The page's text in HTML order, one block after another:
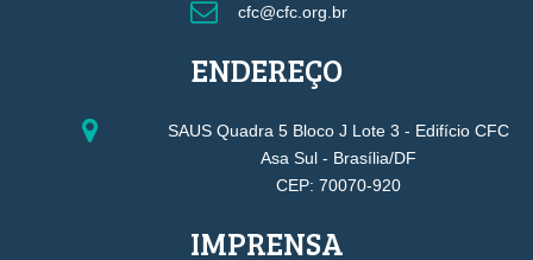
cfc@cfc.org.br
ENDEREÇO
SAUS Quadra 5 Bloco J Lote 3 - Edifício CFC
Asa Sul - Brasília/DF
CEP: 70070-920
IMPRENSA